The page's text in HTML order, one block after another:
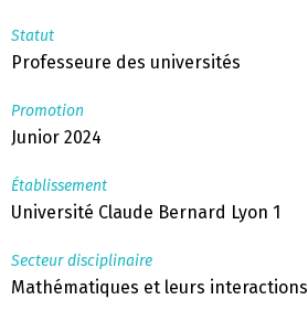
Statut
Professeure des universités
Promotion
Junior 2024
Établissement
Université Claude Bernard Lyon 1
Secteur disciplinaire
Mathématiques et leurs interactions